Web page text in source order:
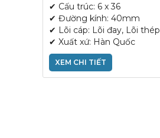
✔ Cấu trúc: 6 x 36
✔ Đường kính: 40mm
✔ Lõi cáp: Lõi đay, Lõi thép
✔ Xuất xứ: Hàn Quốc
XEM CHI TIẾT